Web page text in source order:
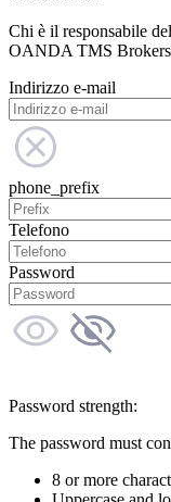
Chi è il responsabile
OANDA TMS Brokers
Indirizzo e-mail
phone_prefix
Telefono
Password
Password strength:
The password must
8 or more